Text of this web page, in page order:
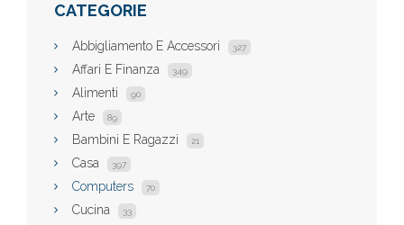
CATEGORIE
Abbigliamento E Accessori 327
Affari E Finanza 349
Alimenti 90
Arte 89
Bambini E Ragazzi 21
Casa 397
Computers 70
Cucina 33